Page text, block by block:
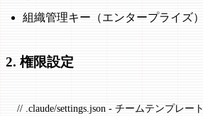
組織管理キー（エンタープライズ）
2. 権限設定
// .claude/settings.json - チームテンプレート